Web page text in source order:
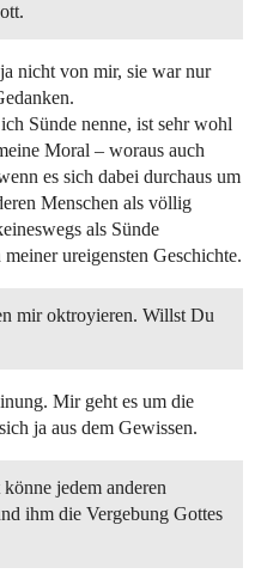
nicht von mir, sie war nur
Sünde nenne, ist sehr wohl
Moral – woraus auch
es sich dabei durchaus um
Menschen als völlig
als Sünde
ureigensten Geschichte.
mir oktroyieren. Willst Du
Mir geht es um die
ja aus dem Gewissen.
jedem anderen
ihm die Vergebung Gottes